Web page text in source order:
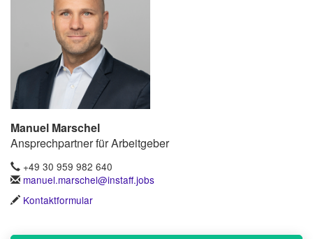
Manuel Marschel
Ansprechpartner für Arbeitgeber
+49 30 959 982 640
manuel.marschel@instaff.jobs
Kontaktformular